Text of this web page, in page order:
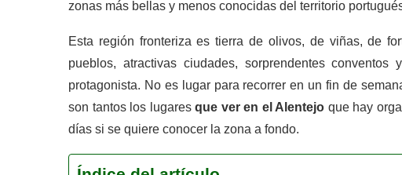
zonas más bellas y menos conocidas del territorio
Esta región fronteriza es tierra de olivos, de viñas, de
pueblos, atractivas ciudades, sorprendentes
protagonista. No es lugar para recorrer en un fin de
son tantos los lugaresque ver en el Alentejo que hay
días si se quiere conocer la zona a fondo.